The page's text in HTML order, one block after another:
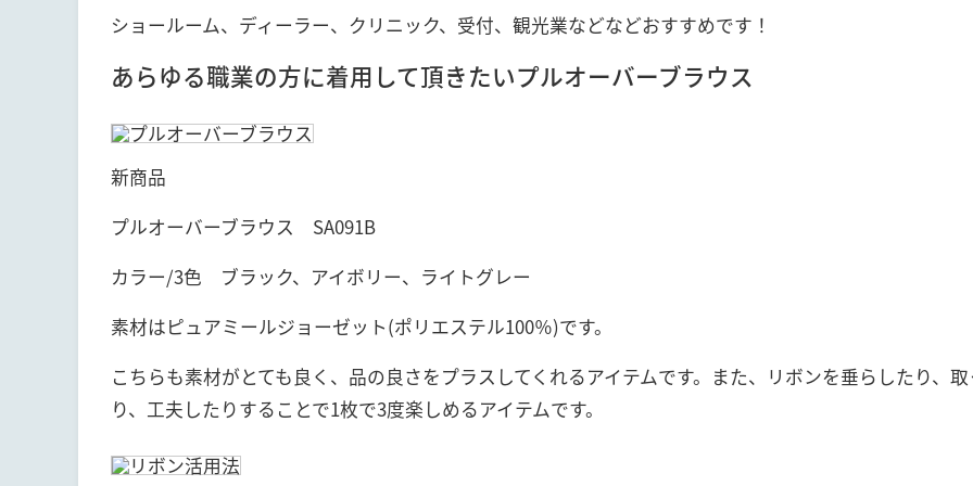
ショールーム、ディーラー、クリニック、受付、観光業などなどおすすめです！
あらゆる職業の方に着用して頂きたいプルオーバーブラウス
新商品
プルオーバーブラウス SA091B
カラー/3色 ブラック、アイボリー、ライトグレー
素材はピュアミールジョーゼット(ポリエステル100％)です。
こちらも素材がとても良く、品の良さをプラスしてくれるアイテムです。また、リボンを垂らしたり、
り、工夫したりすることで1枚で3度楽しめるアイテムです。